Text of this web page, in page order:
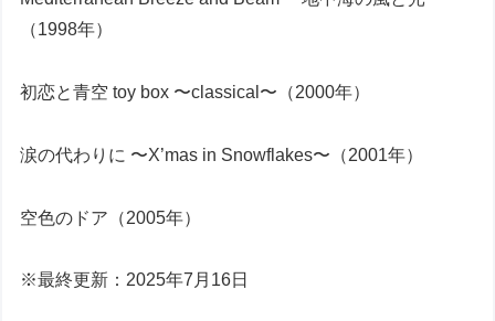
（1998年）
初恋と青空 toy box 〜classical〜（2000年）
涙の代わりに 〜X’mas in Snowflakes〜（2001年）
空色のドア（2005年）
※最終更新：2025年7月16日